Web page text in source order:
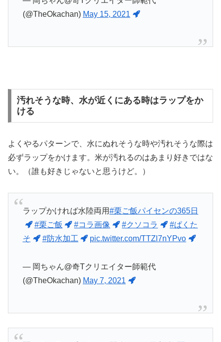
(@TheOkachan) May 15, 2021
汚れそうな時、水が近くにある時はラップをか
ける
よくやるパターンで、水にぬれそうな時や汚れそうな際は
必ずラップをかけます。米が汚れるのはあまり好きではな
い。（誰も好きじゃないと思うけど。）
ラップかければ水陸両用#栗ご飯パイセンの365日
#栗ご飯
#コラ画像 #クソコラ
#ぱくた
そ
#防水加工 pic.twitter.com/TTZl7nYPvo
— 岡ちゃん@奇Tクリエイター師範代
(@TheOkachan) May 7, 2021